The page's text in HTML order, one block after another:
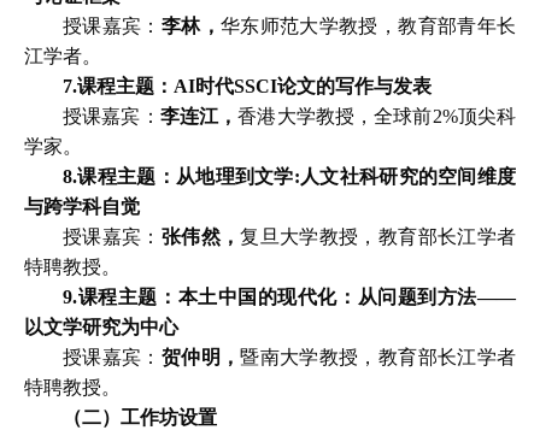
授课嘉宾： 李林， 华东师范大学教授，教育部青年长
江学者。
7.课程主题： AI时代SSCI论文的写作与发表
授课嘉宾： 李连江，香港大学教授，全球前2%顶尖科
学家。
8.课程主题：从地理到文学:人文社科研究的空间维度
与跨学科自觉
授课嘉宾： 张伟然，复旦大学教授，教育部长江学者
特聘教授。
9.课程主题：本土中国的现代化：从问题到方法——
以文学研究为中心
授课嘉宾： 贺仲明，暨南大学教授，教育部长江学者
特聘教授。
（二）工作坊设置